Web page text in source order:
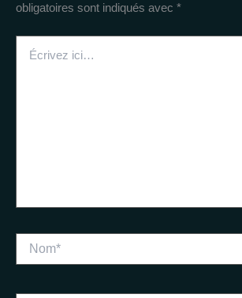
obligatoires sont indiqués avec *
ici…